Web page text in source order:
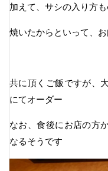
加えて、サシの入り方
焼いたからといって、
共に頂くご飯ですが、
にてオーダー
なお、食後にお店の方
なるそうです